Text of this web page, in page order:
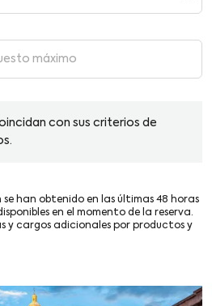
con sus criterios de
han obtenido en las últimas 48 horas
en el momento de la reserva.
y cargos adicionales por productos y